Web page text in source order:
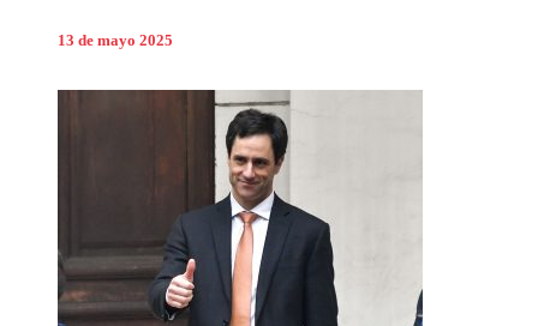
13 de mayo 2025